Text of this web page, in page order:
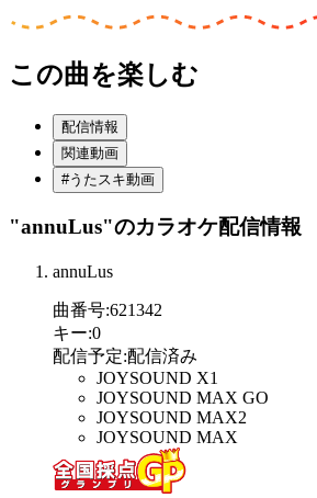
この曲を楽しむ
配信情報
関連動画
#うたスキ動画
"annuLus"のカラオケ配信情報
annuLus
曲番号:621342
キー:0
配信予定:配信済み
JOYSOUND X1
JOYSOUND MAX GO
JOYSOUND MAX2
JOYSOUND MAX